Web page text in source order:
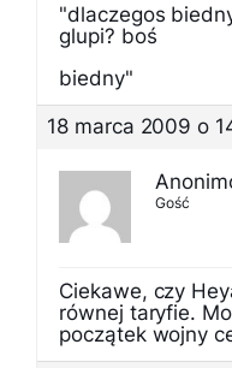
"dlaczegos
glupi? boś
biedny"
18 marca 2009 o
Gość
Ciekawe, czy
równej taryfie.
początek wojny